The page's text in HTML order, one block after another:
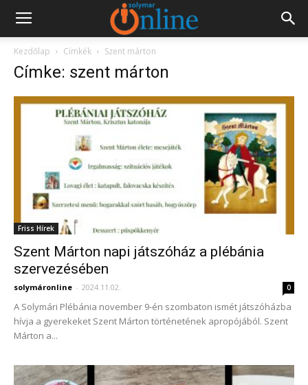
Kezdőlap Címkék Szent márton
Címke: szent márton
Friss Hírek
Szent Márton napi játszóház a plébánia
szervezésében
solymáronline - 2024.11.02. 0
A Solymári Plébánia november 9-én szombaton ismét játszóházba
hívja a gyerekeket Szent Márton történetének apropójából. Szent
Márton a...